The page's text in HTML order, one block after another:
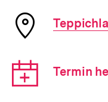
Ort
der
Link:
Termin